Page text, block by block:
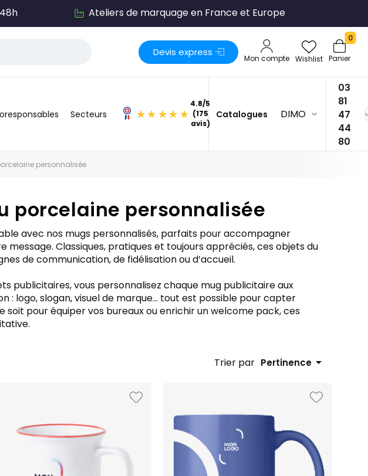
! Avec le code avantage :BIENVENUE10
Devis express
Mon compte Wishlist Panier
0
Secteurs Catalogues DIMO
03
81
47
44
80
personnalisée
porcelaine personnalisée
avec nos mugs personnalisés, parfaits pour accompagner
Classiques, pratiques et toujours appréciés, ces objets du
de communication, de fidélisation ou d’accueil.
publicitaires, vous personnalisez chaque mug publicitaire aux
: logo, slogan, visuel de marque… tout est possible pour capter
soit pour équiper vos bureaux ou enrichir un welcome pack, ces
Trier par Pertinence 